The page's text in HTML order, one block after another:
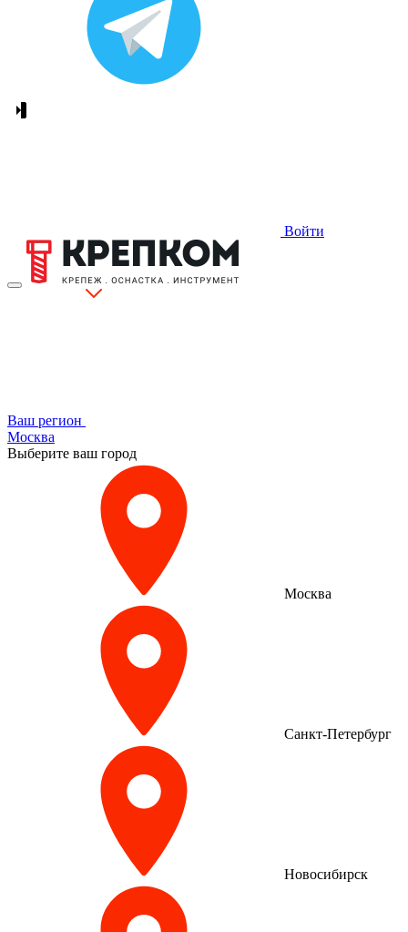
Войти
Ваш регион
Москва
Выберите ваш город
Москва
Санкт-Петербург
Новосибирск